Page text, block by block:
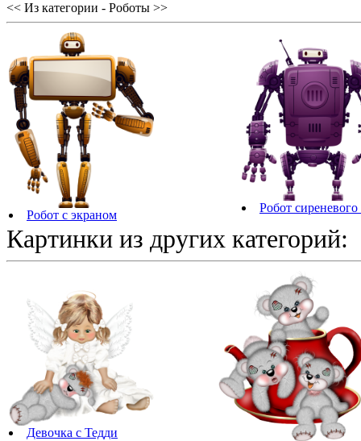
<< Из категории - Роботы >>
Робот с экраном
Робот сиреневого
Картинки из других категорий:
Девочка с Тедди